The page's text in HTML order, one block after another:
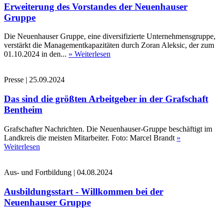
Erweiterung des Vorstandes der Neuenhauser
Gruppe
Die Neuenhauser Gruppe, eine diversifizierte Unternehmensgruppe,
verstärkt die Managementkapazitäten durch Zoran Aleksic, der zum
01.10.2024 in den... » Weiterlesen
Presse | 25.09.2024
Das sind die größten Arbeitgeber in der Grafschaft
Bentheim
Grafschafter Nachrichten. Die Neuenhauser-Gruppe beschäftigt im
Landkreis die meisten Mitarbeiter. Foto: Marcel Brandt »
Weiterlesen
Aus- und Fortbildung | 04.08.2024
Ausbildungsstart - Willkommen bei der
Neuenhauser Gruppe